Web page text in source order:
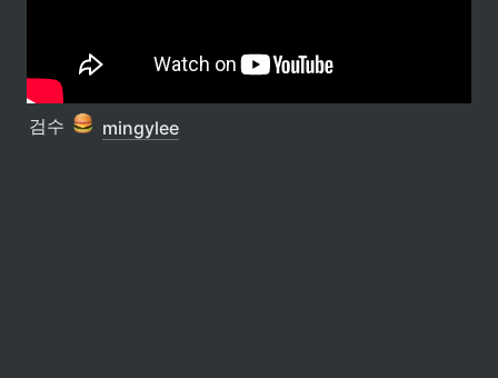
검수 mingylee